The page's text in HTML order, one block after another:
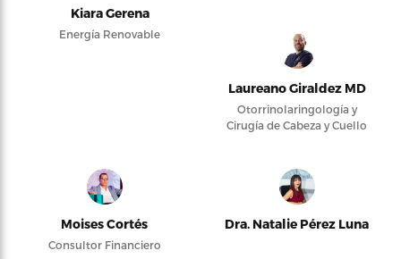
Kiara Gerena
Energía Renovable
Laureano Giraldez MD
Otorrinolaringología y
Cirugía de Cabeza y Cuello
Moises Cortés
Consultor Financiero
Dra. Natalie Pérez Luna